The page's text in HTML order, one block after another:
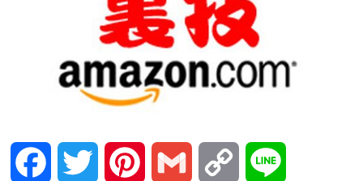
Facebook Twitter Pinterest Gmail Copy